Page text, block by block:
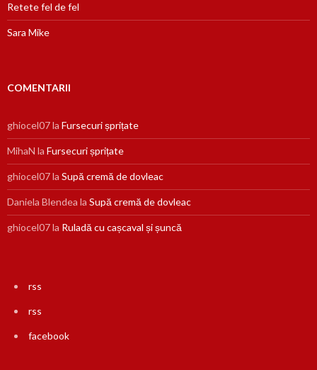
Retete fel de fel
Sara Mike
COMENTARII
ghiocel07la Fursecuri șprițate
MihaN la Fursecuri șprițate
ghiocel07la Supă cremă de dovleac
Daniela Blendea la Supă cremă de dovleac
ghiocel07la Ruladă cu cașcaval și șuncă
rss
rss
facebook